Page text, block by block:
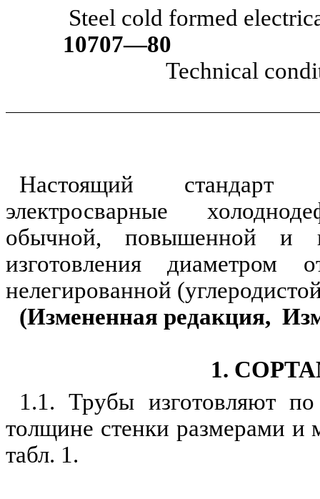
Steel cold formed
10707—80
Technical
Настоящий стандарт
электросварные
обычной, повышенной и
изготовления диаметром
нелегированной
(Измененная редакция,
1.
1.1. Трубы изготовляют
толщине стенки размерами и
табл. 1.